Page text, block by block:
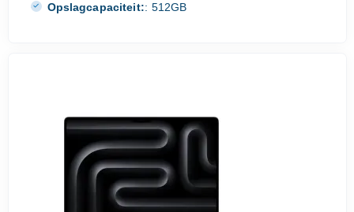
Opslagcapaciteit:: 512GB